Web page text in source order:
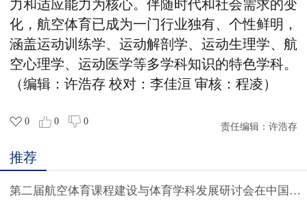
力和适应能力为核心。伴随时代和社会需求的变
化，航空体育已成为一门行业独有、个性鲜明，
涵盖运动训练学、运动解剖学、运动生理学、航
空心理学、运动医学等多学科知识的特色学科。
（编辑：许浩存 校对：李佳洹 审核：程凌）
0 0 0
责任编辑： 许浩存
推荐
第二届航空体育课程建设与体育学科发展研讨会在中国民